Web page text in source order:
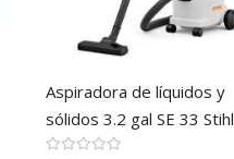
Aspiradora de líquidos y
sólidos 3.2 gal SE 33 Stihl